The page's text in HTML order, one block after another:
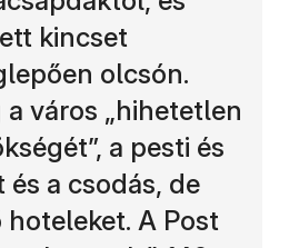
kincset
olcsón.
a város „hihetetlen
a pesti és
a csodás, de
A Post